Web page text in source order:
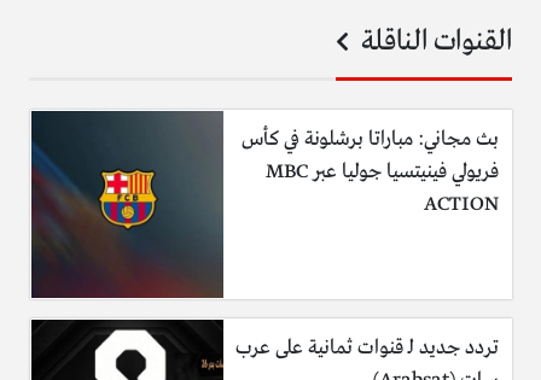
القنوات الناقلة
بث مجاني: مباراتا برشلونة في كأس
فريولي فينيتسيا جوليا عبر MBC
ACTION
تردد جديد لـ قنوات ثمانية على عرب